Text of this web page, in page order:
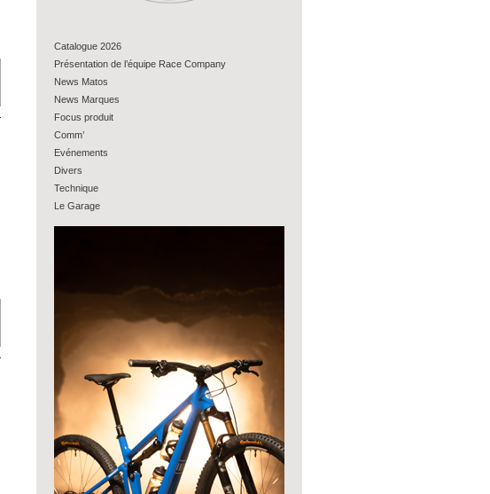
Catalogue 2026
Présentation de l’équipe Race Company
News Matos
News Marques
Focus produit
Comm’
Evénements
Divers
Technique
Le Garage